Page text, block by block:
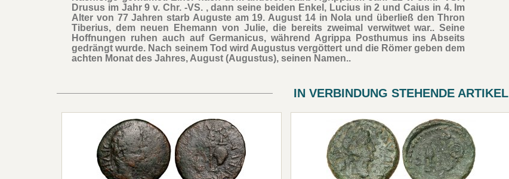
Drusus im Jahr 9 v. Chr. -VS. , dann seine beiden Enkel, Lucius in 2 und Caius in 4. Im
Alter von 77 Jahren starb Auguste am 19. August 14 in Nola und überließ den Thron
Tiberius, dem neuen Ehemann von Julie, die bereits zweimal verwitwet war.. Seine
Hoffnungen ruhen auch auf Germanicus, während Agrippa Posthumus ins Abseits
gedrängt wurde. Nach seinem Tod wird Augustus vergöttert und die Römer geben dem
achten Monat des Jahres, August (Augustus), seinen Namen..
IN VERBINDUNG STEHENDE ARTIKEL